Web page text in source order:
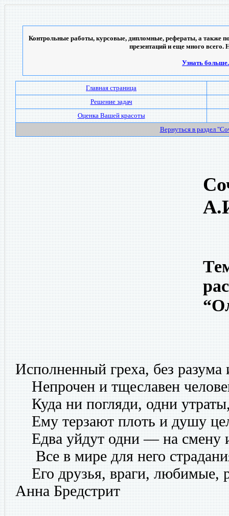
Контрольные работы, курсовые, дипломные, рефераты, а также
презентаций и еще много всего.
Узнать
Главная страница
Решение задач
Оценка Вашей красоты
Вернуться в раздел
Исполненный греха, без разума
Непрочен и тщеславен
Куда ни погляди, одни
Ему терзают плоть и душу
Едва уйдут одни — на смену
Все в мире для него
Его друзья, враги, любимые,
Анна Бредстрит